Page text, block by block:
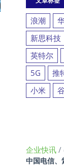
浪潮
新思科技
英特尔
5G
推
小米
企业快讯 /
中国电信、